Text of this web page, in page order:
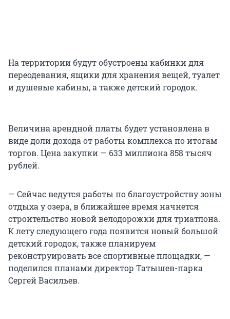
На территории будут обустроены кабинки для
переодевания, ящики для хранения вещей, туалет
и душевые кабины, а также детский городок.
Величина арендной платы будет установлена в
виде доли дохода от работы комплекса по итогам
торгов. Цена закупки — 633 миллиона 858 тысяч
рублей.
— Сейчас ведутся работы по благоустройству зоны
отдыха у озера, в ближайшее время начнется
строительство новой велодорожки для триатлона.
К лету следующего года появится новый большой
детский городок, также планируем
реконструировать все спортивные площадки, —
поделился планами директор Татышев-парка
Сергей Васильев.